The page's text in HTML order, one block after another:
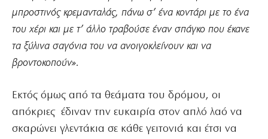
μπροστινός κρεμανταλάς, πάνω σ’ ένα κοντάρι με το ένα
του χέρι και με τ’ άλλο τραβούσε έναν σπάγκο που έκανε
τα ξύλινα σαγόνια του να ανοιγοκλείνουν και να
βροντοκοπούν».
Εκτός όμως από τα θεάματα του δρόμου, οι
απόκριες έδιναν την ευκαιρία στον απλό λαό να
σκαρώνει γλεντάκια σε κάθε γειτονιά και έτσι να